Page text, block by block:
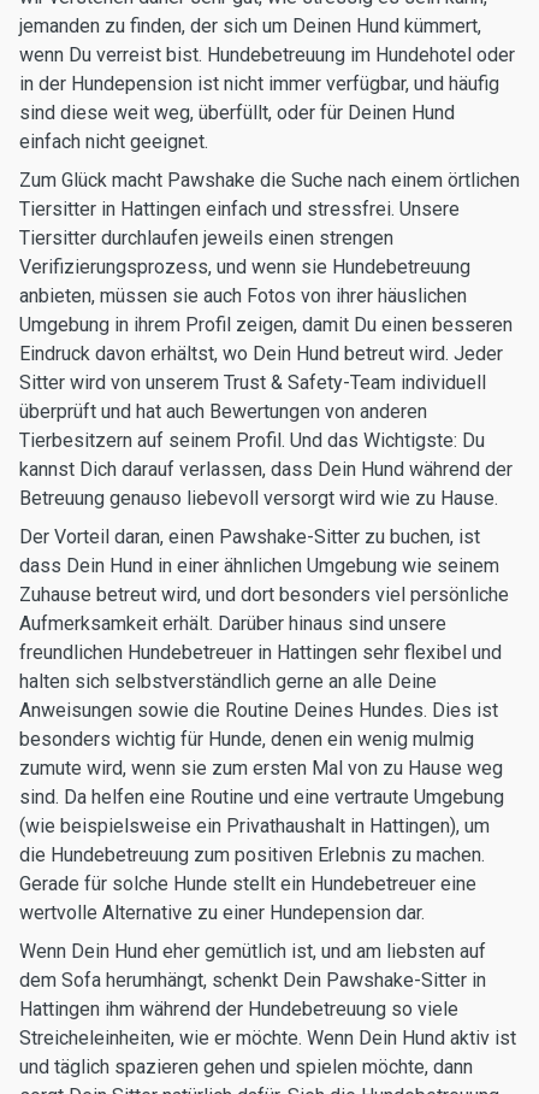
jemanden zu finden, der sich um Deinen Hund kümmert,
wenn Du verreist bist. Hundebetreuung im Hundehotel oder
in der Hundepension ist nicht immer verfügbar, und häufig
sind diese weit weg, überfüllt, oder für Deinen Hund
einfach nicht geeignet.
Zum Glück macht Pawshake die Suche nach einem örtlichen
Tiersitter in Hattingen einfach und stressfrei. Unsere
Tiersitter durchlaufen jeweils einen strengen
Verifizierungsprozess, und wenn sie Hundebetreuung
anbieten, müssen sie auch Fotos von ihrer häuslichen
Umgebung in ihrem Profil zeigen, damit Du einen besseren
Eindruck davon erhältst, wo Dein Hund betreut wird. Jeder
Sitter wird von unserem Trust & Safety-Team individuell
überprüft und hat auch Bewertungen von anderen
Tierbesitzern auf seinem Profil. Und das Wichtigste: Du
kannst Dich darauf verlassen, dass Dein Hund während der
Betreuung genauso liebevoll versorgt wird wie zu Hause.
Der Vorteil daran, einen Pawshake-Sitter zu buchen, ist
dass Dein Hund in einer ähnlichen Umgebung wie seinem
Zuhause betreut wird, und dort besonders viel persönliche
Aufmerksamkeit erhält. Darüber hinaus sind unsere
freundlichen Hundebetreuer in Hattingen sehr flexibel und
halten sich selbstverständlich gerne an alle Deine
Anweisungen sowie die Routine Deines Hundes. Dies ist
besonders wichtig für Hunde, denen ein wenig mulmig
zumute wird, wenn sie zum ersten Mal von zu Hause weg
sind. Da helfen eine Routine und eine vertraute Umgebung
(wie beispielsweise ein Privathaushalt in Hattingen), um
die Hundebetreuung zum positiven Erlebnis zu machen.
Gerade für solche Hunde stellt ein Hundebetreuer eine
wertvolle Alternative zu einer Hundepension dar.
Wenn Dein Hund eher gemütlich ist, und am liebsten auf
dem Sofa herumhängt, schenkt Dein Pawshake-Sitter in
Hattingen ihm während der Hundebetreuung so viele
Streicheleinheiten, wie er möchte. Wenn Dein Hund aktiv ist
und täglich spazieren gehen und spielen möchte, dann